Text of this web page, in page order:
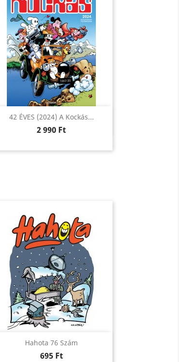
42 ÉVES (2024) A Kockás...
Ár
2 990 Ft
Előnézet
Hahota 76 Szám
Ár
695 Ft
Előnézet